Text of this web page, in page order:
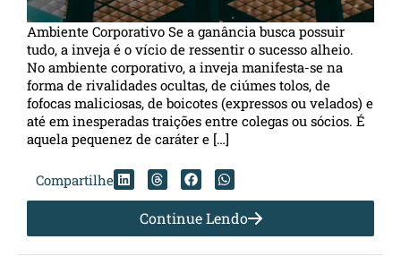
Ambiente Corporativo Se a ganância busca possuir
tudo, a inveja é o vício de ressentir o sucesso alheio.
No ambiente corporativo, a inveja manifesta-se na
forma de rivalidades ocultas, de ciúmes tolos, de
fofocas maliciosas, de boicotes (expressos ou velados) e
até em inesperadas traições entre colegas ou sócios. É
aquela pequenez de caráter e […]
Compartilhe
Continue Lendo